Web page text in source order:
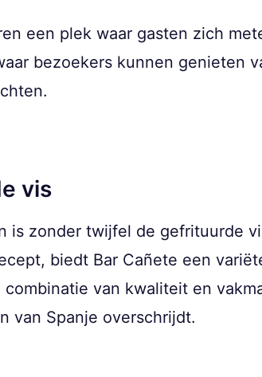
een plek waar gasten zich
bezoekers kunnen genieten
vis
is zonder twijfel de gefrituurde
biedt Bar Cañete een
van kwaliteit en
van Spanje overschrijdt.